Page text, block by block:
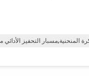
المنحنية,مسبار التحفيز الأدائي من